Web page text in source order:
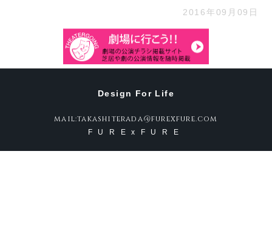
2016年09月09日
Design For Life
mail:takashiterada@furexfure.com
FURExFURE